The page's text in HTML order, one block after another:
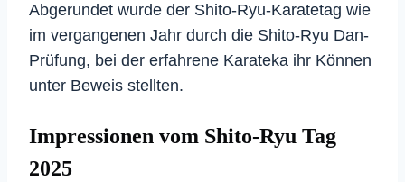
Abgerundet wurde der Shito-Ryu-Karatetag wie
im vergangenen Jahr durch die Shito-Ryu Dan-
Prüfung, bei der erfahrene Karateka ihr Können
unter Beweis stellten.
Impressionen vom Shito-Ryu Tag
2025